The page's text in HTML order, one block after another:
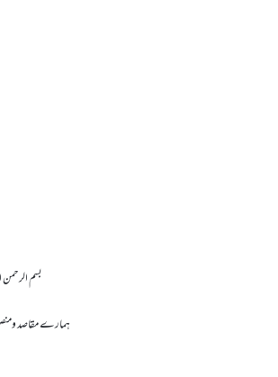
بسم الرحمن
ہمارے مقاصد